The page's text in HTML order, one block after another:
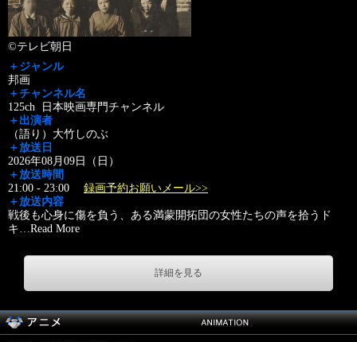
©テレビ朝日
＋ジャンル
邦画
＋チャンネル名
125ch 日本映画専門チャンネル
＋出演者
（語り）大竹しのぶ
＋放送日
2026年08月09日（日）
＋放送時間
21:00 - 23:00 録画予約お願いメール>>
＋放送内容
戦後も心身に傷を負う、ある満蒙開拓団の女性たちの声を拾うド
キ…Read More
詳細を見る